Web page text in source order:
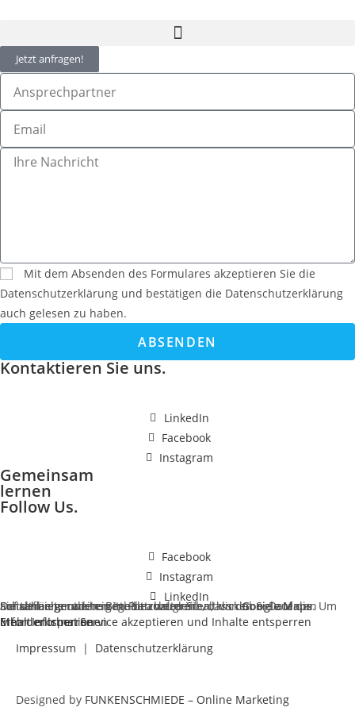
Jetzt anfragen!
Mit dem Absenden des Formulares akzeptieren Sie die
Datenschutzerklärung und bestätigen die Datenschutzerklärung
auch gelesen zu haben.
ABSENDEN
Kontaktieren Sie uns.
LinkedIn
Facebook
Instagram
Gemeinsam
lernen
Follow Us.
Facebook
Instagram
LinkedIn
Sie sehen gerade einen Platzhalterinhalt vonGoogle Maps
. Um auf den eigentlichen Inhalt zuzugreifen, klicken Sie auf die Schaltfläche unten. Bitte beachten Sie, dass dabei Daten an Drittanbieter weitergegeben werden.
Mehr Informationen
Inhalt entsperren
Erforderlichen Service akzeptieren und Inhalte entsperren
Impressum | Datenschutzerklärung
Designed by FUNKENSCHMIEDE – Online Marketing